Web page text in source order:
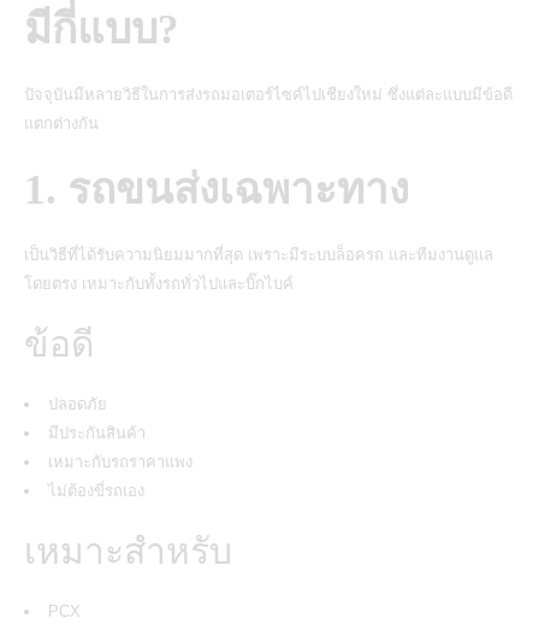
มีกี่แบบ?
ปัจจุบันมีหลายวิธีในการส่งรถมอเตอร์ไซค์ไปเชียงใหม่ ซึ่งแต่ละแบบมีข้อดี
แตกต่างกัน
1. รถขนส่งเฉพาะทาง
เป็นวิธีที่ได้รับความนิยมมากที่สุด เพราะมีระบบล็อครถ และทีมงานดูแล
โดยตรง เหมาะกับทั้งรถทั่วไปและบิ๊กไบค์
ข้อดี
ปลอดภัย
มีประกันสินค้า
เหมาะกับรถราคาแพง
ไม่ต้องขี่รถเอง
เหมาะสำหรับ
PCX